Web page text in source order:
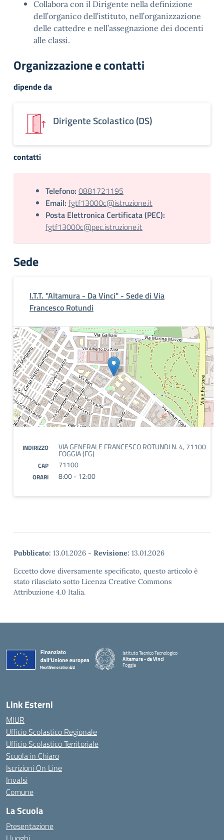
Collabora con il Dirigente nella definizione
dell’organico dell’istituto, nell’organizzazione
delle cattedre e nell’assegnazione dei docenti
alle classi.
Organizzazione e contatti
dipende da
Dirigente Scolastico (DS)
contatti
Telefono: 0881721195
Email: fgtf13000c@istruzione.it
Posta Elettronica Certificata (PEC):
fgtf13000c@pec.istruzione.it
Sede
I.T.T. "Altamura - Da Vinci" - Sede di Via
Francesco Rotundi
INDIRIZZO VIA GENERALE FRANCESCO ROTUNDI N. 4, 71100
FOGGIA (FG)
CAP 71100
ORARI 8:00 - 12:00
Pubblicato: 13.01.2026 - Revisione: 13.01.2026
Eccetto dove diversamente specificato, questo articolo è
stato rilasciato sotto Licenza Creative Commons
Attribuzione 4.0 Italia.
Istituto Tecnico Tecnologico
Altamura - da Vinci
Foggia
— Visita la pagina iniziale della scuola
Link Esterni
MIUR
Ufficio Scolastico Regionale
Ufficio Scolastico Territoriale
Scuola in Chiaro
Iscrizioni On Line
Invalsi
Comune
La Scuola
Presentazione